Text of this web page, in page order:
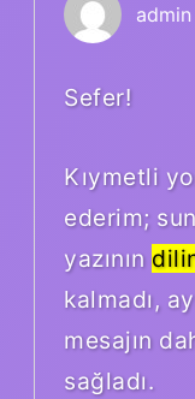
admin
Sefer!
Kıymetli
ederim;
yazının
kalmadı,
mesajın
sağladı.